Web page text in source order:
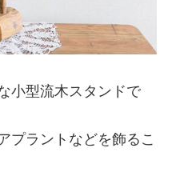
小型流木スタンドで
プラントなどを飾るこ